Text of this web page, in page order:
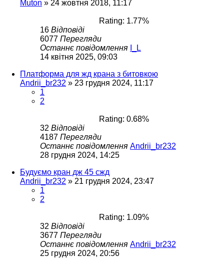
Muton » 24 жовтня 2018, 11:17
Rating: 1.77%
16 Відповіді
6077 Перегляди
Останнє повідомлення
I_L
14 квітня 2025, 09:03
Платформа для жд крана з битовкою
Andrii_br232 » 23 грудня 2024, 11:17
1
2
Rating: 0.68%
32 Відповіді
4187 Перегляди
Останнє повідомлення Andrii_br232
28 грудня 2024, 14:25
Будуємо кран дж 45 сжд
Andrii_br232 » 21 грудня 2024, 23:47
1
2
Rating: 1.09%
32 Відповіді
3677 Перегляди
Останнє повідомлення Andrii_br232
25 грудня 2024, 20:56